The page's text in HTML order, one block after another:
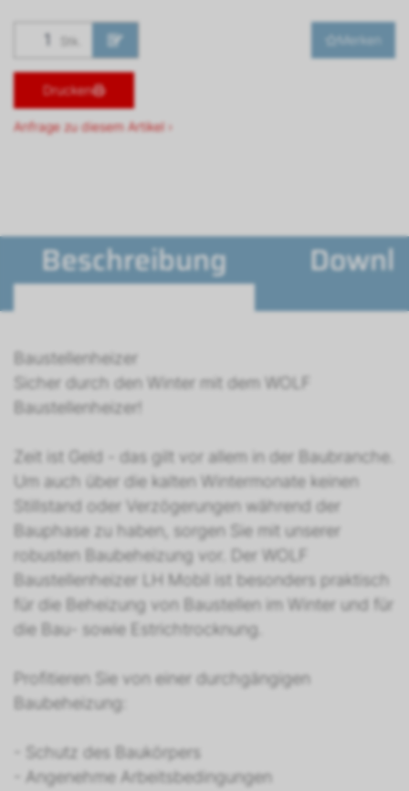
Stk. Merken
Drucken
Anfrage zu diesem Artikel ›
Beschreibung
Baustellenheizer
Sicher durch den Winter mit dem WOLF
Baustellenheizer!
Zeit ist Geld - das gilt vor allem in der Baubranche.
Um auch über die kalten Wintermonate keinen
Stillstand oder Verzögerungen während der
Bauphase zu haben, sorgen Sie mit unserer
robusten Baubeheizung vor. Der WOLF
Baustellenheizer LH Mobil ist besonders praktisch
für die Beheizung von Baustellen im Winter und für
die Bau- sowie Estrichtrocknung.
Profitieren Sie von einer durchgängigen
Baubeheizung:
- Schutz des Baukörpers
- Angenehme Arbeitsbedingungen